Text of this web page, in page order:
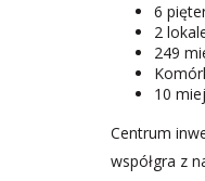
6
2
249
10
Centrum
współgra z